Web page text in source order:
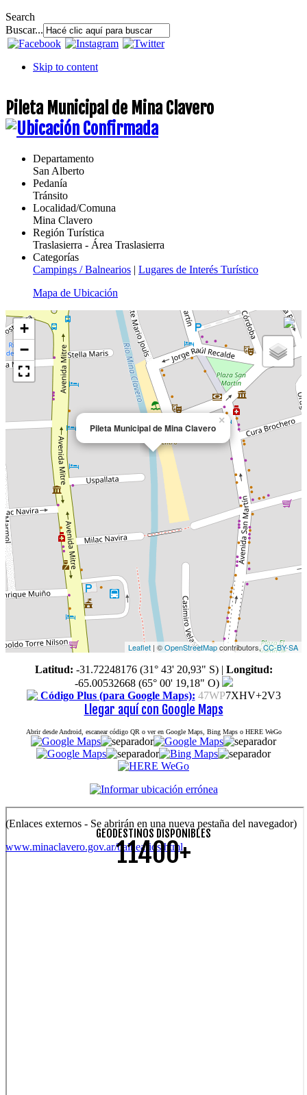
Search
Buscar...
Skip to content
Pileta Municipal de Mina Clavero
Departamento
San Alberto
Pedanía
Tránsito
Localidad/Comuna
Mina Clavero
Región Turística
Traslasierra - Área Traslasierra
Categorías
Campings / Balnearios | Lugares de Interés Turístico
Mapa de Ubicación
Pileta Municipal de Mina Clavero
×
+
−
Leaflet | ©OpenStreetMapcontributors,CC-BY-SA
Latitud: -31.72248176 (31° 43' 20,93" S)| Longitud:
-65.00532668 (65° 00' 19,18" O)
Código Plus (para Google Maps): 47WP7XHV+2V3
Llegar aquí con Google Maps
Abrir desde Android, escanear código QR o ver en Google Maps, Bing Maps o HERE WeGo
(Enlaces externos - Se abrirán en una nueva pestaña del navegador)
www.minaclavero.gov.ar/balnearios.html
GEODESTINOS DISPONIBLES
11400+